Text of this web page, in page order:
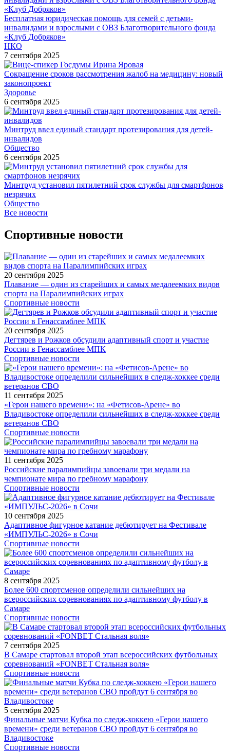
Бесплатная юридическая помощь для семей с детьми-
инвалидами и взрослыми с ОВЗ Благотворительного фонда
«Клуб Добряков»
НКО
7 сентября 2025
Сокращение сроков рассмотрения жалоб на медицину: новый
законопроект
Здоровье
6 сентября 2025
Минтруд ввел единый стандарт протезирования для детей-
инвалидов
Общество
6 сентября 2025
Минтруд установил пятилетний срок службы для смартфонов
незрячих
Общество
Все новости
Спортивные новости
20 сентября 2025
Плавание — один из старейших и самых медалеемких видов
спорта на Паралимпийских играх
Спортивные новости
20 сентября 2025
Дегтярев и Рожков обсудили адаптивный спорт и участие
России в Генассамблее МПК
Спортивные новости
11 сентября 2025
«Герои нашего времени»: на «Фетисов-Арене» во
Владивостоке определили сильнейших в следж-хоккее среди
ветеранов СВО
Спортивные новости
11 сентября 2025
Российские паралимпийцы завоевали три медали на
чемпионате мира по гребному марафону
Спортивные новости
10 сентября 2025
Адаптивное фигурное катание дебютирует на Фестивале
«ИМПУЛЬС-2026» в Сочи
Спортивные новости
8 сентября 2025
Более 600 спортсменов определили сильнейших на
всероссийских соревнованиях по адаптивному футболу в
Самаре
Спортивные новости
7 сентября 2025
В Самаре стартовал второй этап всероссийских футбольных
соревнований «FONBET Стальная воля»
Спортивные новости
5 сентября 2025
Финальные матчи Кубка по следж-хоккею «Герои нашего
времени» среди ветеранов СВО пройдут 6 сентября во
Владивостоке
Спортивные новости